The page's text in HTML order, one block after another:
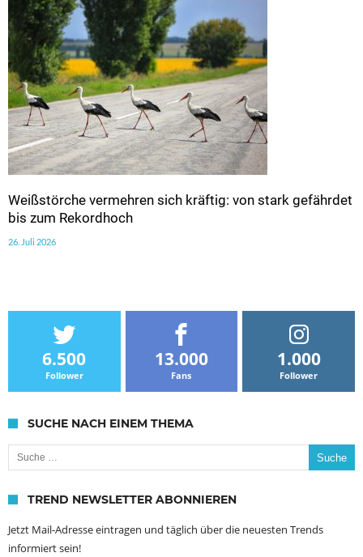
Weißstörche vermehren sich kräftig: von stark gefährdet
bis zum Rekordhoch
26. Juli 2026
6.500
Follower
13.000
Fans
1.000
Follower
SUCHE NACH EINEM THEMA
Suche nach:
TREND NEWSLETTER ABONNIEREN
Jetzt Mail-Adresse eintragen und täglich über die neuesten Trends
informiert sein!